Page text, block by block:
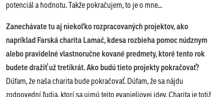
potenciál a hodnotu. Takže pokračujem, to je o mne...
Zanechávate tu aj niekoľko rozpracovaných projektov, ako
napríklad Farská charita Lamač, kdesa rozbieha pomoc núdznym
alebo pravidelné vlastnoručne kované predmety, ktoré tento rok
budete dražiť už tretíkrát. Ako budú tieto projekty pokračovať?
Dúfam, že naša charita bude pokračovať. Dúfam, že sa nájdu
zodpovední ľudia, ktorí sa ujmú tejto evanjeliovej idey. Charita je totiž